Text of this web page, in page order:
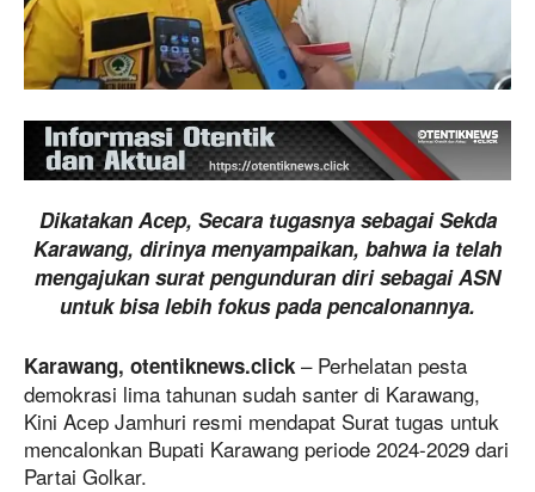
Dikatakan Acep, Secara tugasnya sebagai Sekda
Karawang, dirinya menyampaikan, bahwa ia telah
mengajukan surat pengunduran diri sebagai ASN
untuk bisa lebih fokus pada pencalonannya.
Karawang, otentiknews.click – Perhelatan pesta
demokrasi lima tahunan sudah santer di Karawang,
Kini Acep Jamhuri resmi mendapat Surat tugas untuk
mencalonkan Bupati Karawang periode 2024-2029 dari
Partai Golkar.